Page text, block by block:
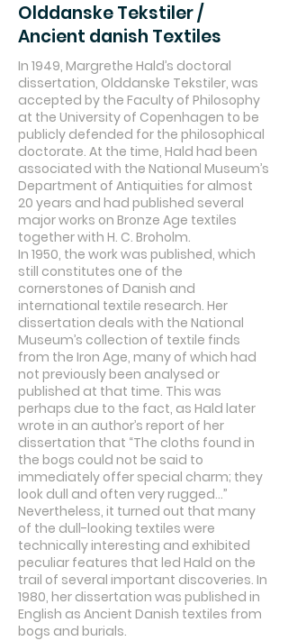
Olddanske Tekstiler /
Ancient danish Textiles
In 1949, Margrethe Hald’s doctoral
dissertation, Olddanske Tekstiler, was
accepted by the Faculty of Philosophy
at the University of Copenhagen to be
publicly defended for the philosophical
doctorate. At the time, Hald had been
associated with the National Museum’s
Department of Antiquities for almost
20 years and had published several
major works on Bronze Age textiles
together with H. C. Broholm.
In 1950, the work was published, which
still constitutes one of the
cornerstones of Danish and
international textile research. Her
dissertation deals with the National
Museum’s collection of textile finds
from the Iron Age, many of which had
not previously been analysed or
published at that time. This was
perhaps due to the fact, as Hald later
wrote in an author’s report of her
dissertation that “The cloths found in
the bogs could not be said to
immediately offer special charm; they
look dull and often very rugged…”
Nevertheless, it turned out that many
of the dull-looking textiles were
technically interesting and exhibited
peculiar features that led Hald on the
trail of several important discoveries. In
1980, her dissertation was published in
English as Ancient Danish textiles from
bogs and burials.